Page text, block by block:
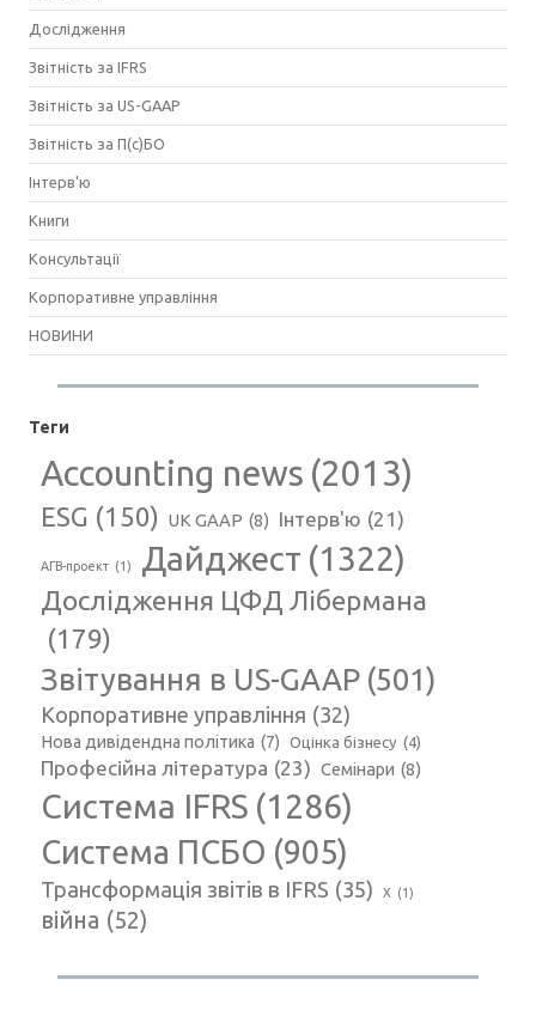
Дослідження
Звітність за IFRS
Звітність за US-GAAP
Звітність за П(с)БО
Інтерв'ю
Книги
Консультації
Корпоративне управління
НОВИНИ
Теги
Accounting news (2013)
ESG (150) UK GAAP (8) Інтерв'ю (21)
АГВ-проект (1) Дайджест (1322)
Дослідження ЦФД Лібермана
(179)
Звітування в US-GAAP (501)
Корпоративне управління (32)
Нова дивідендна політика (7) Оцінка бізнесу (4)
Професійна література (23) Семінари (8)
Система IFRS (1286)
Система ПСБО (905)
Трансформація звітів в IFRS (35) Х (1)
війна (52)